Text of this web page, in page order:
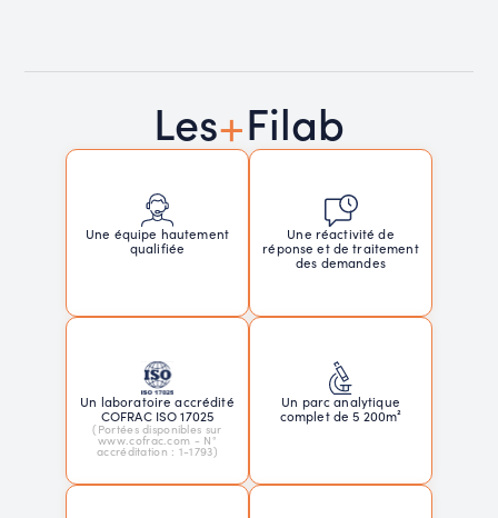
Les+Filab
Une équipe hautement
qualifiée
Une réactivité de
réponse et de traitement
des demandes
Un laboratoire accrédité
COFRAC ISO 17025
(Portées disponibles sur
www.cofrac.com - N°
accréditation : 1-1793)
Un parc analytique
complet de 5 200m²